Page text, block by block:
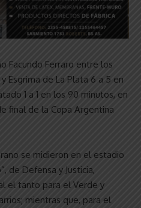
Facundo Ferraro entre los
Esgrima de La Plata 6 a 5 en
1 a 1 en los 90 minutos, en
final de la Copa Argentina
se midieron en el estadio
de Defensa y Justicia,
el tanto para el Verde y
mientras que, para el